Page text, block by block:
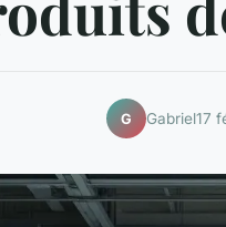
G Gabriel17